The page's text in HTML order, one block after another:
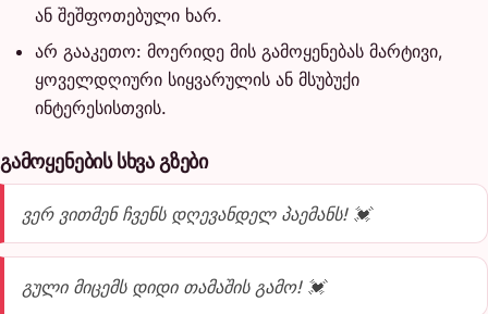
ან შეშფოთებული ხარ.
არ გააკეთო: მოერიდე მის გამოყენებას მარტივი,
ყოველდღიური სიყვარულის ან მსუბუქი
ინტერესისთვის.
გამოყენების სხვა გზები
ვერ ვითმენ ჩვენს დღევანდელ პაემანს! 💓
გული მიცემს დიდი თამაშის გამო! 💓